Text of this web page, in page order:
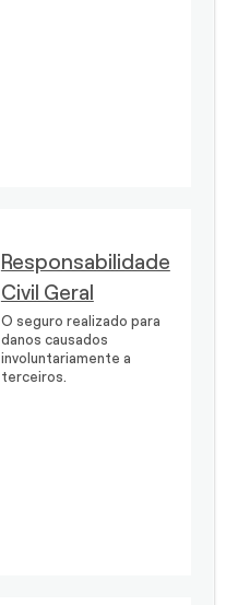
Responsabilidade
Civil Geral
O seguro realizado para
danos causados
involuntariamente a
terceiros.